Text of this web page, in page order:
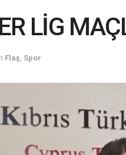
LİG
Flaş Spor